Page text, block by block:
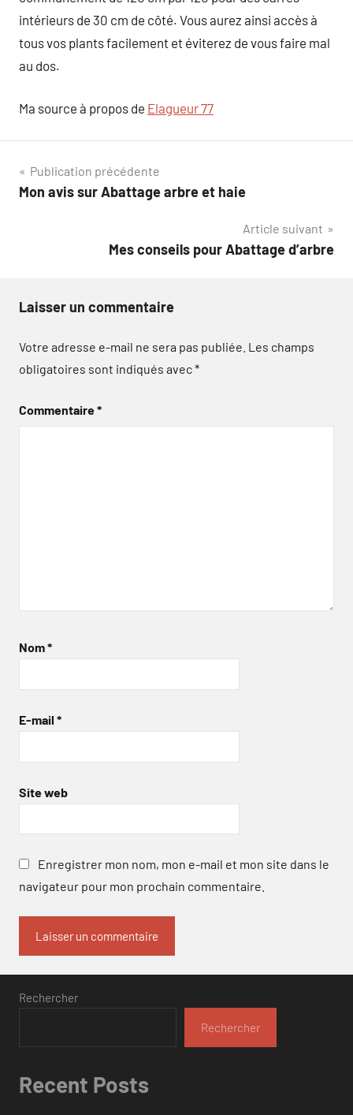
intérieurs de 30 cm de côté. Vous aurez ainsi accès à
tous vos plants facilement et éviterez de vous faire mal
au dos.
Ma source à propos de Elagueur 77
Navigation
de
Publication précédente
Mon avis sur Abattage arbre et haie
Article suivant
Mes conseils pour Abattage d’arbre
Laisser un commentaire
Votre adresse e-mail ne sera pas publiée. Les champs
obligatoires sont indiqués avec*
Commentaire*
Nom*
E-mail *
Site web
Enregistrer mon nom, mon e-mail et mon site dans le
navigateur pour mon prochain commentaire.
Rechercher
Rechercher
Recent Posts